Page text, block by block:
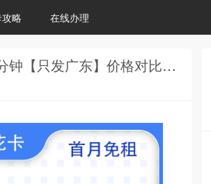
略 在线办理
电信冬日卡19元80G【一年19】和电信桃花卡39元235G+100分钟【只发广东】价格对比哪家低？